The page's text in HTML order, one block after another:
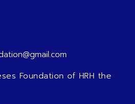
Foundation of HRH the